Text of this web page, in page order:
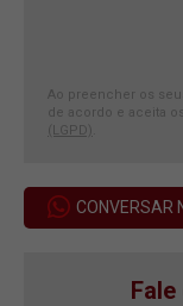
Ao preencher os
de acordo e aceita
(LGPD)
CONVERSAR